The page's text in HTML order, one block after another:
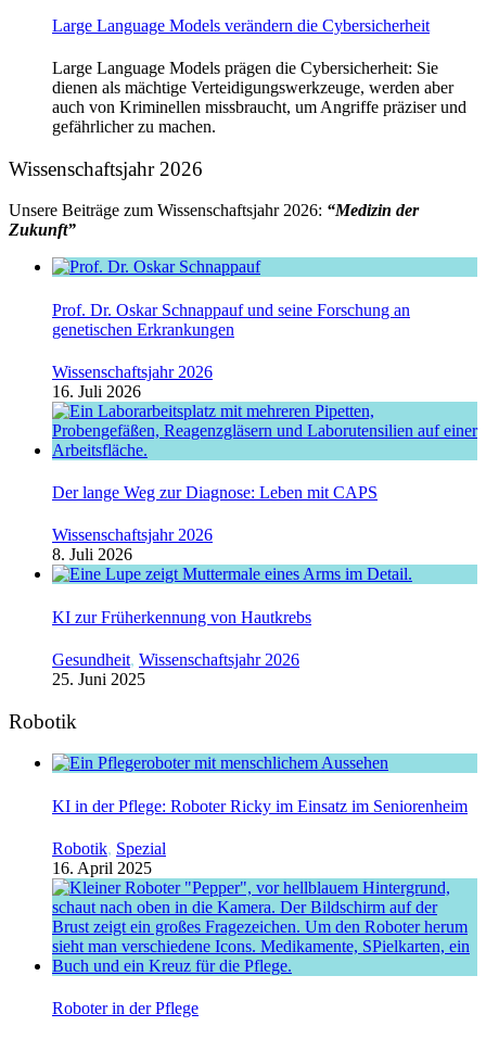
Large Language Models verändern die Cybersicherheit
Large Language Models prägen die Cybersicherheit: Sie
dienen als mächtige Verteidigungswerkzeuge, werden aber
auch von Kriminellen missbraucht, um Angriffe präziser und
gefährlicher zu machen.
Wissenschaftsjahr 2026
Unsere Beiträge zum Wissenschaftsjahr 2026: “Medizin der
Zukunft”
Prof. Dr. Oskar Schnappauf und seine Forschung an
genetischen Erkrankungen
Wissenschaftsjahr 2026
16. Juli 2026
Der lange Weg zur Diagnose: Leben mit CAPS
Wissenschaftsjahr 2026
8. Juli 2026
KI zur Früherkennung von Hautkrebs
Gesundheit, Wissenschaftsjahr 2026
25. Juni 2025
Robotik
KI in der Pflege: Roboter Ricky im Einsatz im Seniorenheim
Robotik, Spezial
16. April 2025
Roboter in der Pflege